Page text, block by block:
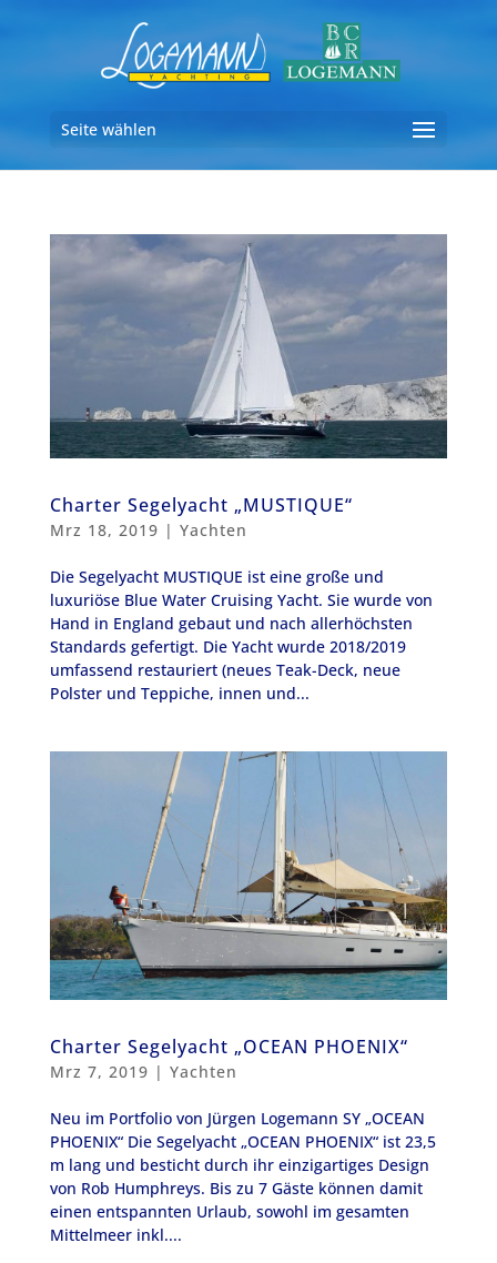
Seite wählen
Charter Segelyacht „MUSTIQUE“
Mrz 18, 2019 | Yachten
Die Segelyacht MUSTIQUE ist eine große und
luxuriöse Blue Water Cruising Yacht. Sie wurde von
Hand in England gebaut und nach allerhöchsten
Standards gefertigt. Die Yacht wurde 2018/2019
umfassend restauriert (neues Teak-Deck, neue
Polster und Teppiche, innen und...
Charter Segelyacht „OCEAN PHOENIX“
Mrz 7, 2019 | Yachten
Neu im Portfolio von Jürgen Logemann SY „OCEAN
PHOENIX“ Die Segelyacht „OCEAN PHOENIX“ ist 23,5
m lang und besticht durch ihr einzigartiges Design
von Rob Humphreys. Bis zu 7 Gäste können damit
einen entspannten Urlaub, sowohl im gesamten
Mittelmeer inkl....